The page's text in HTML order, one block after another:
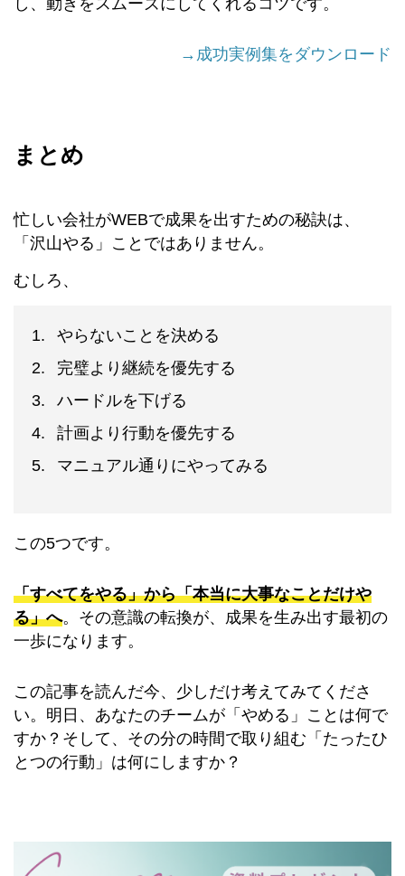
→成功実例集をダウンロード
まとめ
忙しい会社がWEBで成果を出すための秘訣は、
「沢山やる」ことではありません。
むしろ、
やらないことを決める
完璧より継続を優先する
ハードルを下げる
計画より行動を優先する
マニュアル通りにやってみる
この5つです。
「すべてをやる」から「本当に大事なことだけや
る」へ。その意識の転換が、成果を生み出す最初の
一歩になります。
この記事を読んだ今、少しだけ考えてみてくださ
い。明日、あなたのチームが「やめる」ことは何で
すか？そして、その分の時間で取り組む「たったひ
とつの行動」は何にしますか？